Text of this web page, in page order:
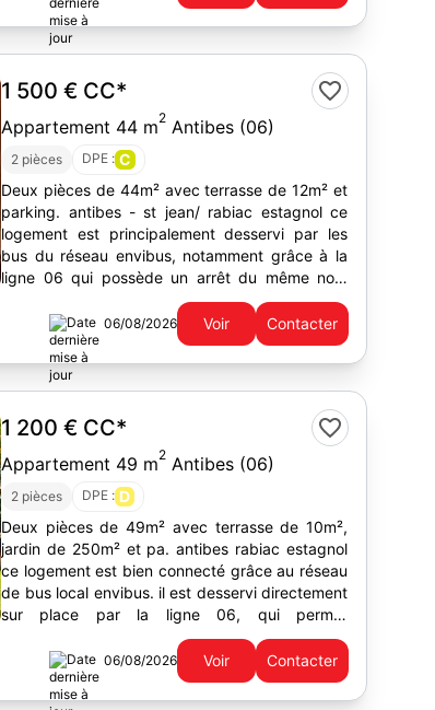
1 500 € CC*
Appartement 44 m2 Antibes (06)
2 pièces DPE : C
Deux pièces de 44m² avec terrasse de 12m² et
parking. antibes - st jean/ rabiac estagnol ce
logement est principalement desservi par les
bus du réseau envibus, notamment grâce à la
ligne 06 qui possède un arrêt du même nom
06/08/2026 Voir Contacter
1 200 € CC*
Appartement 49 m2 Antibes (06)
2 pièces DPE : D
Deux pièces de 49m² avec terrasse de 10m²,
jardin de 250m² et pa. antibes rabiac estagnol
ce logement est bien connecté grâce au réseau
de bus local envibus. il est desservi directement
sur place par la ligne 06, qui permet
06/08/2026 Voir Contacter